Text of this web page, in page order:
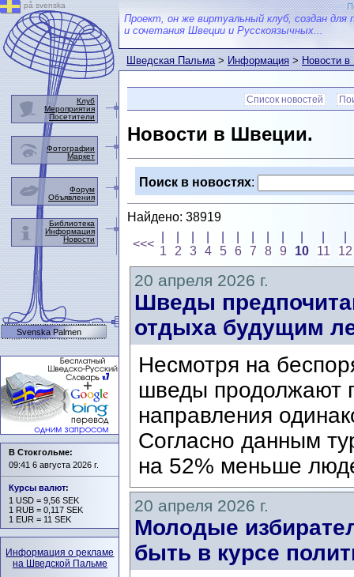
Проект, он же виртуальный клуб, создан для
и сочетания Швеции и Русскоязычных...
Шведская Пальма>Информация>Новости
Список новостей
Новости в Швеции.
Поиск в новостях:
Найдено: 38919
<<<
1
2
3 4
5 6 7
8 9
10
11
12
20 апреля 2026 г.
Шведы
отдыха будущим
Несмотря на
шведы продолжают
направления
Согласно данным
на 52% меньше
20 апреля 2026 г.
Молодые
быть в курсе
på svenska
Клуб
Мероприятия
Посетители
Фотографии
Маркет
Форум
Объявления
Библиотека
Информация
Новости
Svenska Palmen
В Стокгольме:
09:41 6 августа 2026 г.
Курсы валют:
1 USD = 9,56 SEK
1 RUB = 0,117 SEK
1 EUR = 11 SEK
Информация о рекламе
на Шведской Пальме